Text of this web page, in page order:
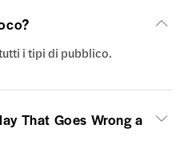
i tipi di pubblico.
That Goes Wrong a